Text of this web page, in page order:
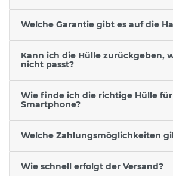
Welche Garantie gibt es auf die
Kann ich die Hülle zurückgeben,
nicht passt?
Wie finde ich die richtige Hülle
Smartphone?
Welche Zahlungsmöglichkeiten
Wie schnell erfolgt der Versand?